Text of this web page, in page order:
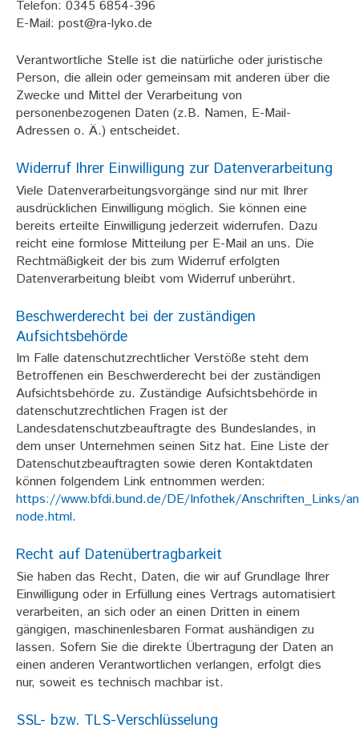
Telefon: 0345 6854-396
E-Mail: post@ra-lyko.de
Verantwortliche Stelle ist die natürliche oder juristische
Person, die allein oder gemeinsam mit anderen über die
Zwecke und Mittel der Verarbeitung von
personenbezogenen Daten (z.B. Namen, E-Mail-
Adressen o. Ä.) entscheidet.
Widerruf Ihrer Einwilligung zur Datenverarbeitung
Viele Datenverarbeitungsvorgänge sind nur mit Ihrer
ausdrücklichen Einwilligung möglich. Sie können eine
bereits erteilte Einwilligung jederzeit widerrufen. Dazu
reicht eine formlose Mitteilung per E-Mail an uns. Die
Rechtmäßigkeit der bis zum Widerruf erfolgten
Datenverarbeitung bleibt vom Widerruf unberührt.
Beschwerderecht bei der zuständigen
Aufsichtsbehörde
Im Falle datenschutzrechtlicher Verstöße steht dem
Betroffenen ein Beschwerderecht bei der zuständigen
Aufsichtsbehörde zu. Zuständige Aufsichtsbehörde in
datenschutzrechtlichen Fragen ist der
Landesdatenschutzbeauftragte des Bundeslandes, in
dem unser Unternehmen seinen Sitz hat. Eine Liste der
Datenschutzbeauftragten sowie deren Kontaktdaten
können folgendem Link entnommen werden:
https://www.bfdi.bund.de/DE/Infothek/Anschriften_Links/
node.html.
Recht auf Datenübertragbarkeit
Sie haben das Recht, Daten, die wir auf Grundlage Ihrer
Einwilligung oder in Erfüllung eines Vertrags automatisiert
verarbeiten, an sich oder an einen Dritten in einem
gängigen, maschinenlesbaren Format aushändigen zu
lassen. Sofern Sie die direkte Übertragung der Daten an
einen anderen Verantwortlichen verlangen, erfolgt dies
nur, soweit es technisch machbar ist.
SSL- bzw. TLS-Verschlüsselung